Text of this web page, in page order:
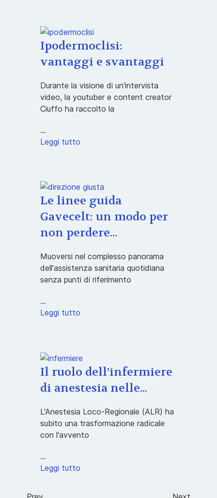
Ipodermoclisi:
vantaggi e svantaggi
Durante la visione di un'intervista
video, la youtuber e content creator
Ciuffo ha raccolto la
...
Leggi tutto
Le linee guida
Gavecelt: un modo per
non perdere...
Muoversi nel complesso panorama
dell'assistenza sanitaria quotidiana
senza punti di riferimento
...
Leggi tutto
Il ruolo dell’infermiere
di anestesia nelle...
L'Anestesia Loco-Regionale (ALR) ha
subito una trasformazione radicale
con l'avvento
...
Leggi tutto